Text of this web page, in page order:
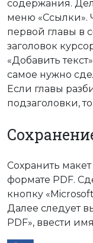
содержания.
меню «Ссылки».
первой главы в
заголовок
«Добавить
самое нужно
Если главы
подзаголовки,
Сохранить
формате PDF.
кнопку
Далее следует
PDF», ввести